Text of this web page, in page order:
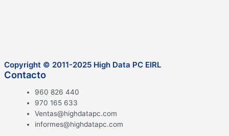
Copyright © 2011-2025 High Data PC EIRL
Contacto
960 826 440
970 165 633
Ventas@highdatapc.com
informes@highdatapc.com